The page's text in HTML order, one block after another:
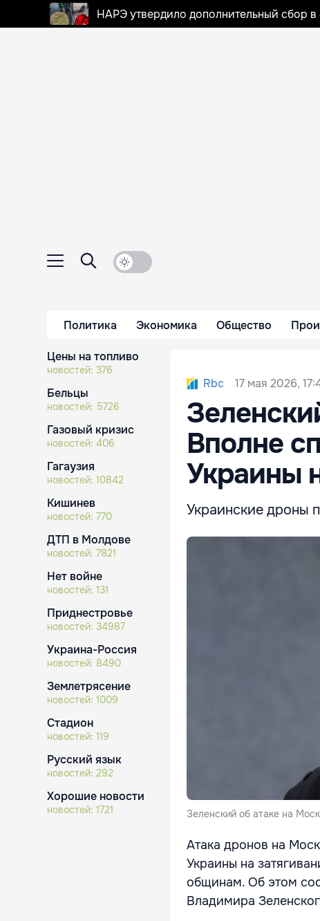
НАРЭ утвердило дополнительный сбор
Политика Экономика Общество
Цены на топливо
новостей: 376
Бельцы
новостей: 5726
Газовый кризис
новостей: 406
Гагаузия
новостей: 10842
Кишинев
новостей: 770
ДТП в Молдове
новостей: 7821
Нет войне
новостей: 131
Приднестровье
новостей: 34987
Украина-Россия
новостей: 8490
Землетрясение
новостей: 1009
Стадион
новостей: 119
Русский язык
новостей: 292
Хорошие новости
новостей: 1721
Rbc 17 мая 2026,
Вполне
Украины
Украинские дроны
Зеленский об атаке на
Атака дронов на
Украины на
общинам. Об этом
Владимира